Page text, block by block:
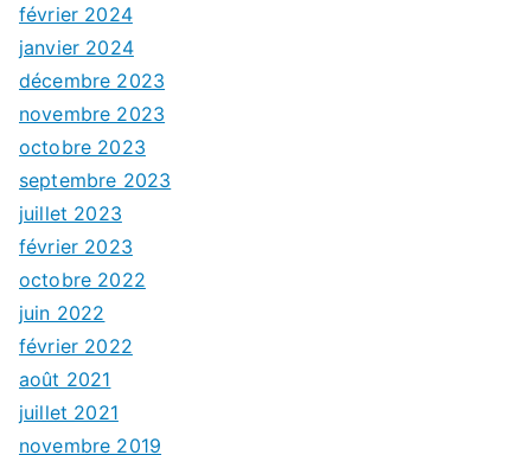
février 2024
janvier 2024
décembre 2023
novembre 2023
octobre 2023
septembre 2023
juillet 2023
février 2023
octobre 2022
juin 2022
février 2022
août 2021
juillet 2021
novembre 2019